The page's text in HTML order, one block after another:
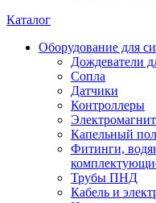
Каталог
Оборудование для
Дождеватели
Сопла
Датчики
Контроллеры
Капельный
Фитинги,
Трубы ПНД
Кабель и